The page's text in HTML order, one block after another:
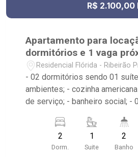
R$ 2.100,00
Apartamento para
dormitórios e 1 vaga
Residencial Flórida - Ribeirão
- 02 dormitórios sendo 01
ambientes; - cozinha
de serviço; - banheiro social; -
FAAP, Barão de Mauá e
2
Dorm.
1
Suite
2
Banho